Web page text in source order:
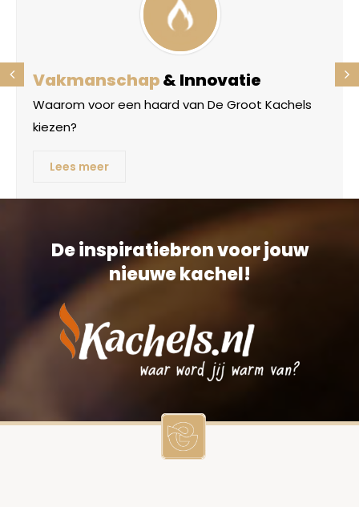
Vakmanschap& Innovatie
Waarom voor een haard van De Groot Kachels
kiezen?
Lees meer
De inspiratiebron voor jouw
nieuwe kachel!